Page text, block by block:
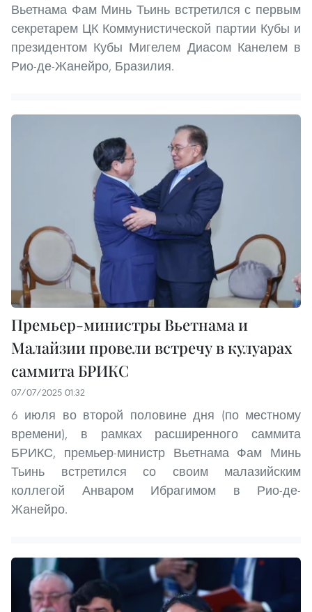
Вьетнама Фам Минь Тьинь встретился с первым
секретарем ЦК Коммунистической партии Кубы и
президентом Кубы Мигелем Диасом Канелем в
Рио-де-Жанейро, Бразилия.
Премьер-министры Вьетнама и
Малайзии провели встречу в кулуарах
саммита БРИКС
07/07/2025 01:32
6 июля во второй половине дня (по местному
времени), в рамках расширенного саммита
БРИКС, премьер-министр Вьетнама Фам Минь
Тьинь встретился со своим малазийским
коллегой Анваром Ибрагимом в Рио-де-
Жанейро.